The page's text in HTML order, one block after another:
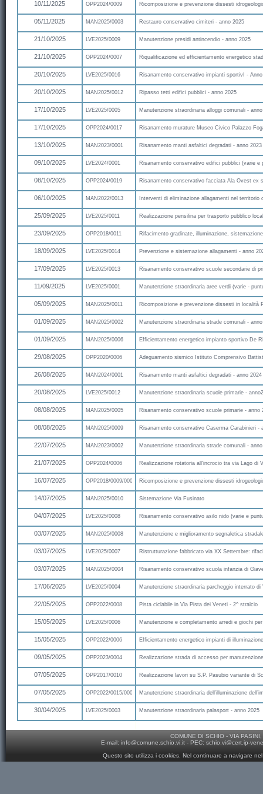
10/11/2025 OPP2024/0009 Ricomposizione e prevenzione dissesti
05/11/2025 MAN2025/0003 Restauro conservativo cimiteri - anno 2025
21/10/2025 LVE2025/0009 Manutenzione presidi antincendio - anno 2025
21/10/2025 OPP2024/0007 Riqualificazione ed efficientamento energetico
20/10/2025 LVE2025/0016 Risanamento conservativo impianti sportivI -
20/10/2025 MAN2025/0012 Ripasso tetti edifici pubblici - anno 2025
17/10/2025 LVE2025/0005 Manutenzione straordinaria alloggi comunali -
17/10/2025 OPP2024/0017 Risanamento murature Museo Civico Palazzo
13/10/2025 MAN2023/0001 Risanamento manti asfaltici degradati - anno 2023
09/10/2025 LVE2024/0001 Risanamento conservativo edifici pubblici (varie e
08/10/2025 OPP2024/0019 Risanamento conservativo facciata Ala Ovest ex
06/10/2025 MAN2022/0013 Interventi di eliminazione allagamenti nel territorio
25/09/2025 LVE2025/0011 Realizzazione pensilina per trasporto pubblico
23/09/2025 OPP2018/0011 Rifacimento gradinate, illuminazione,
18/09/2025 LVE2025/0014 Prevenzione e sistemazione allagamenti - anno
17/09/2025 LVE2025/0013 Risanamento conservativo scuole secondarie di
11/09/2025 LVE2025/0001 Manutenzione straordinaria aree verdi (varie -
05/09/2025 MAN2025/0011 Ricomposizione e prevenzione dissesti in località
01/09/2025 MAN2025/0002 Manutenzione straordinaria strade comunali -
01/09/2025 MAN2025/0006 Efficientamento energetico impianto sportivo De
29/08/2025 OPP2020/0006 Adeguamento sismico Istituto Comprensivo
26/08/2025 MAN2024/0001 Risanamento manti asfaltici degradati - anno 2024
20/08/2025 LVE2025/0012 Manutenzione straordinaria scuole primarie -
08/08/2025 MAN2025/0005 Risanamento conservativo scuole primarie - anno
08/08/2025 MAN2025/0009 Risanamento conservativo Caserma Carabinieri -
22/07/2025 MAN2023/0002 Manutenzione straordinaria strade comunali -
21/07/2025 OPP2024/0006 Realizzazione rotatoria all'incrocio tra via Lago di
16/07/2025 OPP2018/0009/0001 Ricomposizione e prevenzione dissesti
14/07/2025 MAN2025/0010 Sistemazione Via Fusinato
04/07/2025 LVE2025/0008 Risanamento conservativo asilo nido (varie e
03/07/2025 MAN2025/0008 Manutenzione e miglioramento segnaletica
03/07/2025 LVE2025/0007 Ristrutturazione fabbricato via XX Settembre:
03/07/2025 MAN2025/0004 Risanamento conservativo scuola infanzia di
17/06/2025 LVE2025/0004 Manutenzione straordinaria parcheggio interrato
22/05/2025 OPP2022/0008 Pista ciclabile in Via Pista dei Veneti - 2^ stralcio
15/05/2025 LVE2025/0006 Manutenzione e completamento arredi e giochi
15/05/2025 OPP2022/0006 Efficientamento energetico impianti di
09/05/2025 OPP2023/0004 Realizzazione strada di accesso per
07/05/2025 OPP2017/0010 Realizzazione lavori su S.P. Pasubio variante di
07/05/2025 OPP2022/0015/0001 Manutenzione straordinaria dell’illuminazione
30/04/2025 LVE2025/0003 Manutenzione straordinaria palasport - anno 2025
COMUNE DI SCHIO - VIA
E-mail: info@comune.schio.vi.it - PEC: schio.vi@cert.ip-
Questo sito utilizza i cookies. Nel continuare a navigare